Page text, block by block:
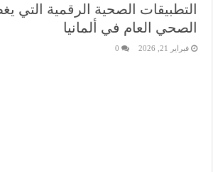
التطبيقات الصحية الرقمية التي
الصحي العام في ألمانيا
فبراير 21, 2026 0